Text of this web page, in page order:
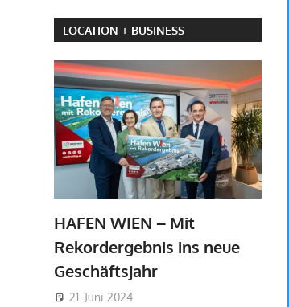
LOCATION + BUSINESS
HAFEN WIEN – Mit
Rekordergebnis ins neue
Geschäftsjahr
21. Juni 2024